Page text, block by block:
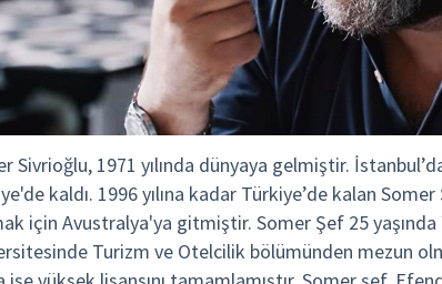
Sivrioğlu, 1971 yılında dünyaya gelmiştir.
kaldı. 1996 yılına kadar Türkiye’de kalan
için Avustralya'ya gitmiştir. Somer Şef 25 yaşında
Turizm ve Otelcilik bölümünden mezun